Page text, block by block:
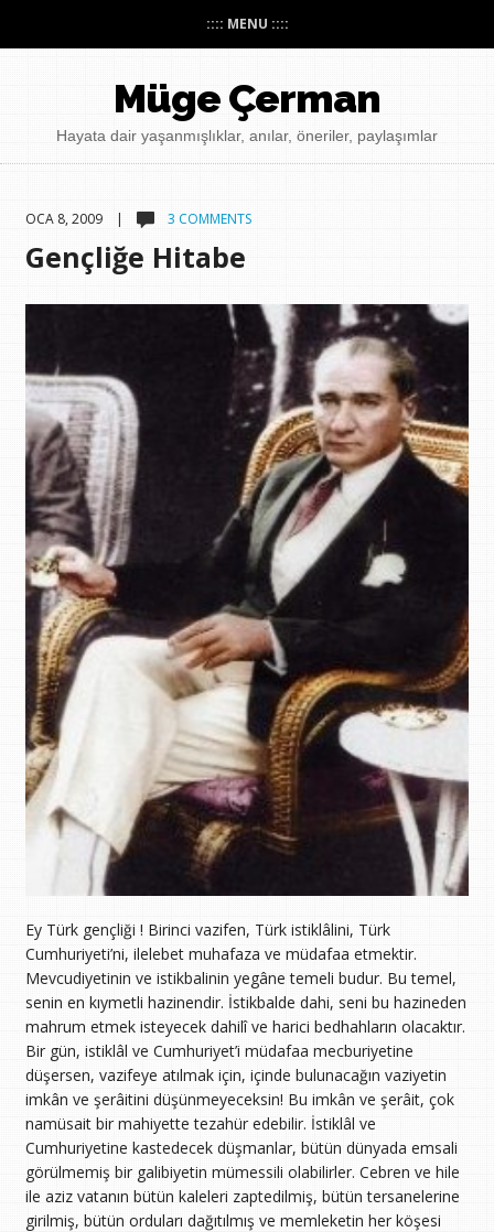
:::: MENU ::::
Müge Çerman
Hayata dair yaşanmışlıklar, anılar, öneriler, paylaşımlar
OCA 8, 2009 | 3 COMMENTS
Gençliğe Hitabe
Ey Türk gençliği ! Birinci vazifen, Türk istiklâlini, Türk
Cumhuriyeti’ni, ilelebet muhafaza ve müdafaa etmektir.
Mevcudiyetinin ve istikbalinin yegâne temeli budur. Bu temel,
senin en kıymetli hazinendir. İstikbalde dahi, seni bu hazineden
mahrum etmek isteyecek dahilî ve harici bedhahların olacaktır.
Bir gün, istiklâl ve Cumhuriyet’i müdafaa mecburiyetine
düşersen, vazifeye atılmak için, içinde bulunacağın vaziyetin
imkân ve şerâitini düşünmeyeceksin! Bu imkân ve şerâit, çok
namüsait bir mahiyette tezahür edebilir. İstiklâl ve
Cumhuriyetine kastedecek düşmanlar, bütün dünyada emsali
görülmemiş bir galibiyetin mümessili olabilirler. Cebren ve hile
ile aziz vatanın bütün kaleleri zaptedilmiş, bütün tersanelerine
girilmiş, bütün orduları dağıtılmış ve memleketin her köşesi